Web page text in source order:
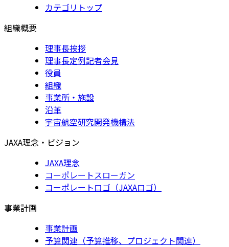
カテゴリトップ
組織概要
理事長挨拶
理事長定例記者会見
役員
組織
事業所・施設
沿革
宇宙航空研究開発機構法
JAXA理念・ビジョン
JAXA理念
コーポレートスローガン
コーポレートロゴ（JAXAロゴ）
事業計画
事業計画
予算関連（予算推移、プロジェクト関連）